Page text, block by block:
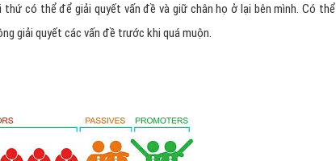
có thể để giải quyết vấn đề và giữ chân họ ở lại bên mình. Có thể
giải quyết các vấn đề trước khi quá muộn.